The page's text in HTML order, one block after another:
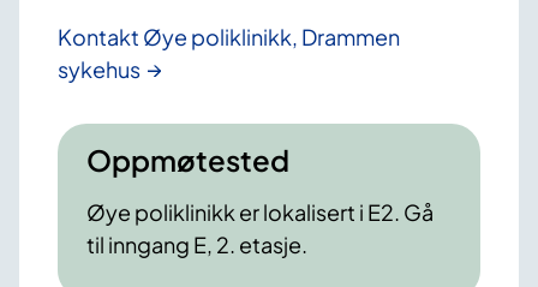
Kontakt Øye poliklinikk, Drammen
sykehus
Oppmøtested
Øye poliklinikk er lokalisert i E2. Gå
til inngang E, 2. etasje.